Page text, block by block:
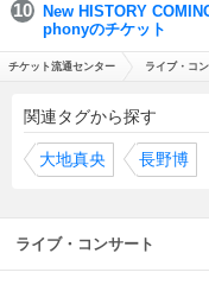
New HISTORY
phonyのチケット
チケット流通センター ライブ・コ
関連タグから探す
大地真央 長野博
ライブ・コンサート